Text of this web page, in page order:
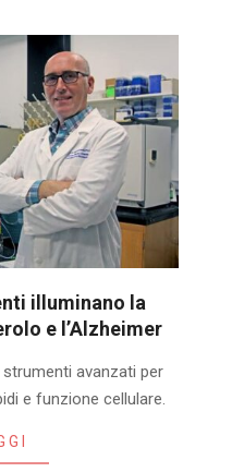
illuminano la
e l’Alzheimer
avanzati per
e funzione cellulare.